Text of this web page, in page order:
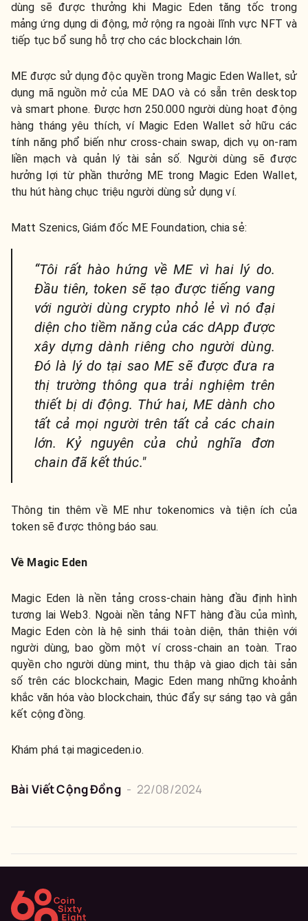
dùng sẽ được thưởng khi Magic Eden tăng tốc trong
mảng ứng dụng di động, mở rộng ra ngoài lĩnh vực NFT và
tiếp tục bổ sung hỗ trợ cho các blockchain lớn.
ME được sử dụng độc quyền trong Magic Eden Wallet, sử
dụng mã nguồn mở của ME DAO và có sẵn trên desktop
và smart phone. Được hơn 250.000 người dùng hoạt động
hàng tháng yêu thích, ví Magic Eden Wallet sở hữu các
tính năng phổ biến như cross-chain swap, dịch vụ on-ram
liền mạch và quản lý tài sản số. Người dùng sẽ được
hưởng lợi từ phần thưởng ME trong Magic Eden Wallet,
thu hút hàng chục triệu người dùng sử dụng ví.
Matt Szenics, Giám đốc ME Foundation, chia sẻ:
“Tôi rất hào hứng về ME vì hai lý do.
Đầu tiên, token sẽ tạo được tiếng vang
với người dùng crypto nhỏ lẻ vì nó đại
diện cho tiềm năng của các dApp được
xây dựng dành riêng cho người dùng.
Đó là lý do tại sao ME sẽ được đưa ra
thị trường thông qua trải nghiệm trên
thiết bị di động. Thứ hai, ME dành cho
tất cả mọi người trên tất cả các chain
lớn. Kỷ nguyên của chủ nghĩa đơn
chain đã kết thúc."
Thông tin thêm về ME như tokenomics và tiện ích của
token sẽ được thông báo sau.
Về Magic Eden
Magic Eden là nền tảng cross-chain hàng đầu định hình
tương lai Web3. Ngoài nền tảng NFT hàng đầu của mình,
Magic Eden còn là hệ sinh thái toàn diện, thân thiện với
người dùng, bao gồm một ví cross-chain an toàn. Trao
quyền cho người dùng mint, thu thập và giao dịch tài sản
số trên các blockchain, Magic Eden mang những khoảnh
khắc văn hóa vào blockchain, thúc đẩy sự sáng tạo và gắn
kết cộng đồng.
Khám phá tại magiceden.io.
Bài Viết Cộng Đồng - 22/08/2024